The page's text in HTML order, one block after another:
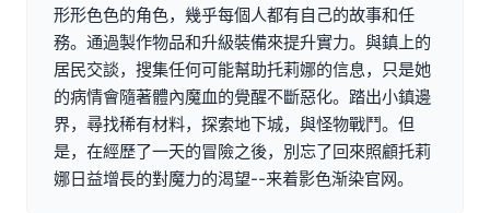
形形色色的角色，幾乎每個人都有自己的故事和任
務。通過製作物品和升級裝備來提升實力。與鎮上的
居民交談，搜集任何可能幫助托莉娜的信息，只是她
的病情會隨著體內魔血的覺醒不斷惡化。踏出小鎮邊
界，尋找稀有材料，探索地下城，與怪物戰鬥。但
是，在經歷了一天的冒險之後，別忘了回來照顧托莉
娜日益增長的對魔力的渴望--来着影色渐染官网。